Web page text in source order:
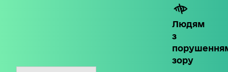
Людям
з
зору